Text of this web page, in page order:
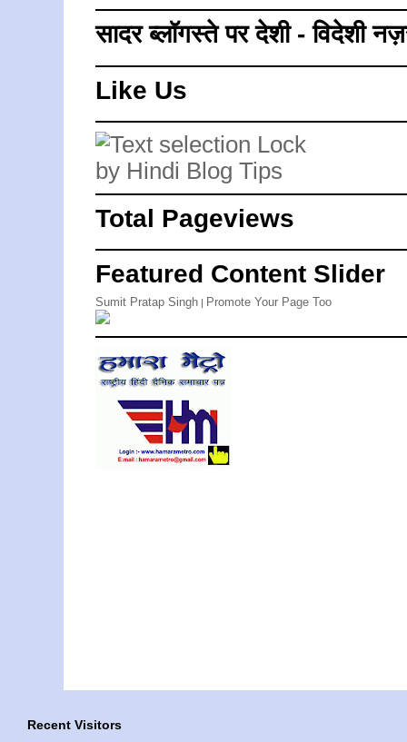
सादर ब्लॉगस्ते पर देशी - विदेशी
Like Us
Total Pageviews
Featured Content Slider
Sumit Pratap Singh Promote Your Page Too
Recent Visitors